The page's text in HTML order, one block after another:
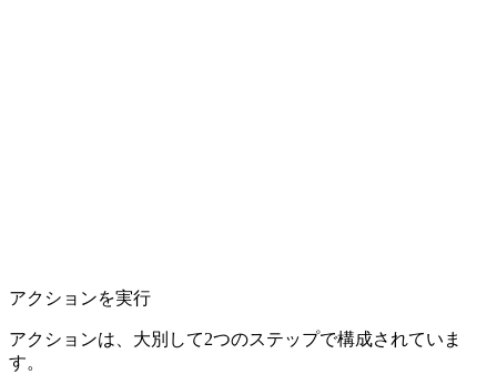
アクションを実行
アクションは、大別して2つのステップで構成されていま
す。